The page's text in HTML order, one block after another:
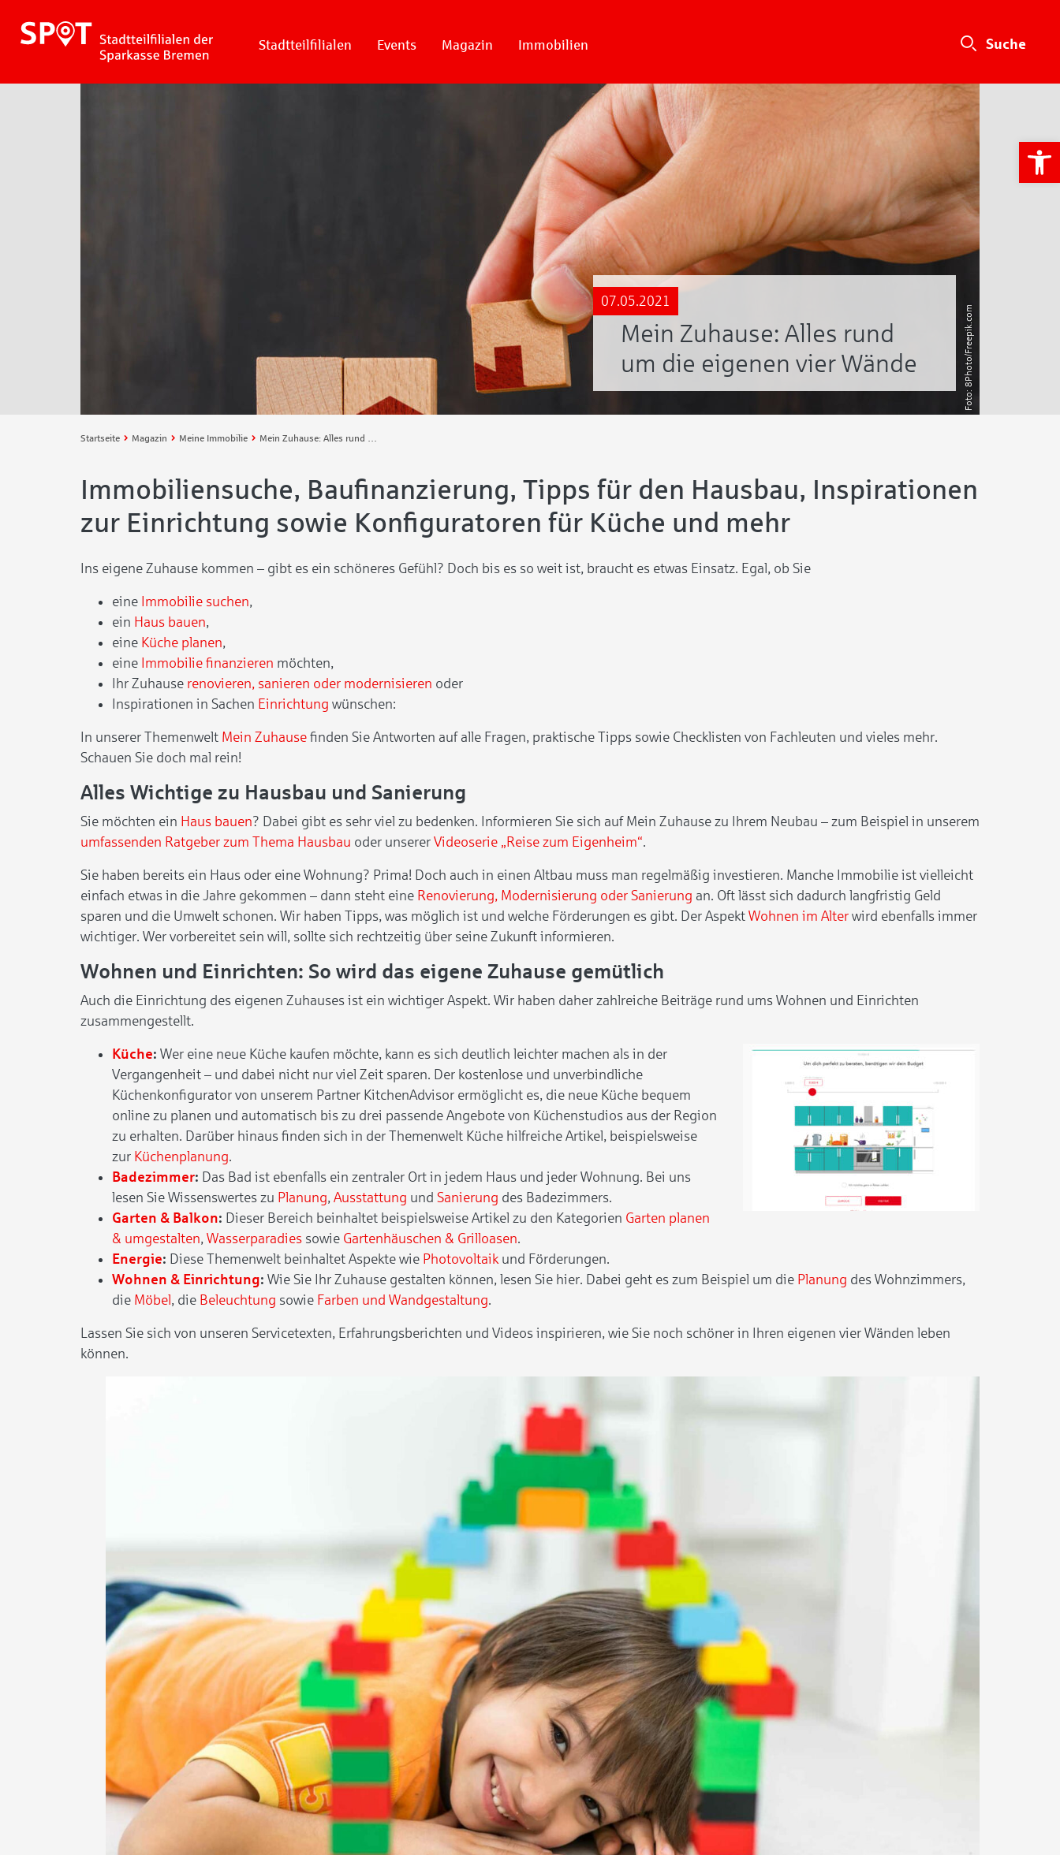
Stadtteilfilialen Events Magazin Immobilien
8Photo/Freepik.com
07.05.2021
Mein Zuhause: Alles rund
um die eigenen vier Wände
Startseite Magazin Meine Immobilie Mein Zuhause: Alles rund um die eigenen vier Wände
Immobiliensuche, Baufinanzierung, Tipps für den Hausbau, Inspirationen
zur Einrichtung sowie Konfiguratoren für Küche und mehr
Ins eigene Zuhause kommen – gibt es ein schöneres Gefühl? Doch bis es so weit ist, braucht es etwas Einsatz. Egal, ob Sie
eine Immobilie suchen,
ein Haus bauen,
eine Küche planen,
eine Immobilie finanzieren möchten,
Ihr Zuhause renovieren, sanieren oder modernisieren oder
Inspirationen in Sachen Einrichtung wünschen:
In unserer Themenwelt Mein Zuhause finden Sie Antworten auf alle Fragen, praktische Tipps sowie Checklisten von Fachleuten und vieles mehr.
Schauen Sie doch mal rein!
Alles Wichtige zu Hausbau und Sanierung
Sie möchten ein Haus bauen? Dabei gibt es sehr viel zu bedenken. Informieren Sie sich auf Mein Zuhause zu Ihrem Neubau – zum Beispiel in unserem
umfassenden Ratgeber zum Thema Hausbau oder unserer Videoserie „Reise zum Eigenheim“.
Sie haben bereits ein Haus oder eine Wohnung? Prima! Doch auch in einen Altbau muss man regelmäßig investieren. Manche Immobilie ist vielleicht
einfach etwas in die Jahre gekommen – dann steht eine Renovierung, Modernisierung oder Sanierung an. Oft lässt sich dadurch langfristig Geld
sparen und die Umwelt schonen. Wir haben Tipps, was möglich ist und welche Förderungen es gibt. Der Aspekt Wohnen im Alter wird ebenfalls immer
wichtiger. Wer vorbereitet sein will, sollte sich rechtzeitig über seine Zukunft informieren.
Wohnen und Einrichten: So wird das eigene Zuhause gemütlich
Auch die Einrichtung des eigenen Zuhauses ist ein wichtiger Aspekt. Wir haben daher zahlreiche Beiträge rund ums Wohnen und Einrichten
zusammengestellt.
Küche: Wer eine neue Küche kaufen möchte, kann es sich deutlich leichter machen als in der
Vergangenheit – und dabei nicht nur viel Zeit sparen. Der kostenlose und unverbindliche
Küchenkonfigurator von unserem Partner KitchenAdvisor ermöglicht es, die neue Küche bequem
online zu planen und automatisch bis zu drei passende Angebote von Küchenstudios aus der Region
zu erhalten. Darüber hinaus finden sich in der Themenwelt Küche hilfreiche Artikel, beispielsweise
zur Küchenplanung.
Badezimmer: Das Bad ist ebenfalls ein zentraler Ort in jedem Haus und jeder Wohnung. Bei uns
lesen Sie Wissenswertes zu Planung, Ausstattung und Sanierung des Badezimmers.
Garten & Balkon: Dieser Bereich beinhaltet beispielsweise Artikel zu den Kategorien Garten planen
& umgestalten, Wasserparadies sowie Gartenhäuschen & Grilloasen.
Energie: Diese Themenwelt beinhaltet Aspekte wie Photovoltaikund Förderungen.
Wohnen & Einrichtung: Wie Sie Ihr Zuhause gestalten können, lesen Sie hier. Dabei geht es zum Beispiel um die Planung des Wohnzimmers,
die Möbel, die Beleuchtung sowie Farben und Wandgestaltung.
Lassen Sie sich von unseren Servicetexten, Erfahrungsberichten und Videos inspirieren, wie Sie noch schöner in Ihren eigenen vier Wänden leben
können.